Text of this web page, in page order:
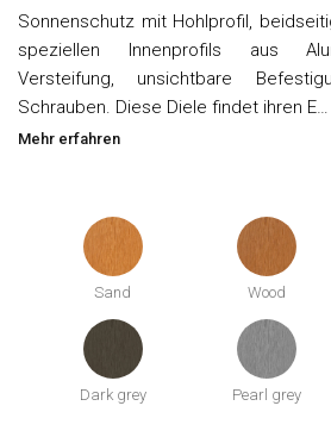
Sonnenschutz mit Hohlprofil,
speziellen Innenprofils aus
Versteifung, unsichtbare
Schrauben. Diese Diele findet ihren E…
Mehr erfahren
Sand Wood
Dark grey Pearl grey